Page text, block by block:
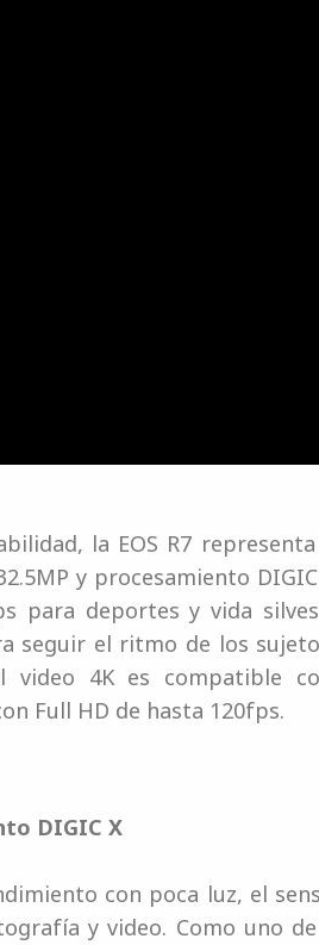
la EOS R7
y procesamiento
para deportes y vida
seguir el ritmo de los
video 4K es compatible
Full HD de hasta 120fps.
DIGIC X
con poca luz, el
y video. Como uno